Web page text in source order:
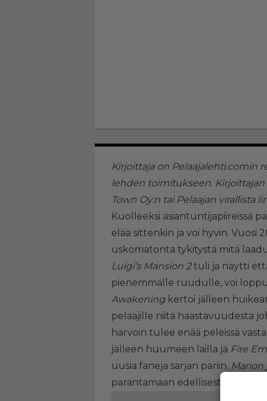
Kirjoittaja on Pelaajalehti.comin
lehden toimitukseen.
Town Oy:n tai Pelaajan virallista
Kuolleeksi asiantuntijapiireissä
elää sittenkin ja voi hyvin. Vuosi
uskomatonta tykitystä mitä
Luigi’s Mansion 2tuli ja näytti
pienemmälle ruudulle, voi
Awakening kertoi jälleen
pelaajille niitä haastavuudesta
harvoin tulee enää peleissä
jälleen huumeen lailla ja Fire
uusia faneja sarjan pariin. Marion
parantamaan edellisestä vaikka